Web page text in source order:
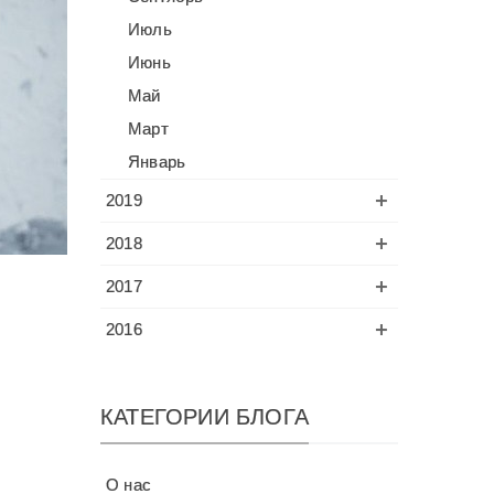
Июль
Июнь
Май
Март
Январь
2019
2018
2017
2016
КАТЕГОРИИ БЛОГА
О нас